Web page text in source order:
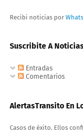
Recibi noticias por
Suscribite A
Entradas
Comentarios
AlertasTransito En
Casos de éxito. Ellos